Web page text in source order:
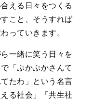
える日々をつくる
こと、そうすれば
っていきます。
一緒に笑う日々を
「ぷかぷかさんて
たわ」という名言
る社会」「共生社